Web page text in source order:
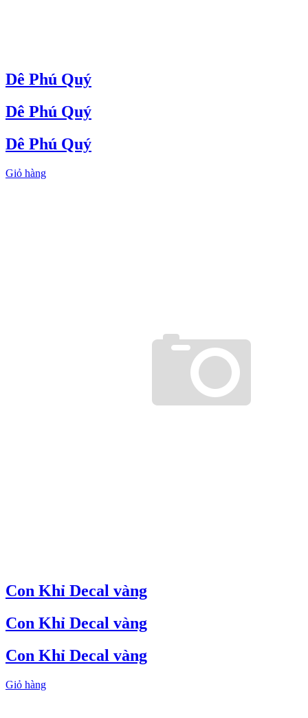
Dê Phú Quý
Dê Phú Quý
Dê Phú Quý
Giỏ hàng
Con Khỉ Decal vàng
Con Khỉ Decal vàng
Con Khỉ Decal vàng
Giỏ hàng